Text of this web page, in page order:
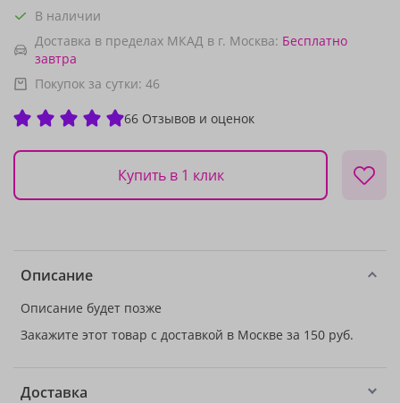
В наличии
Доставка в пределах МКАД в г. Москва: Бесплатно
завтра
Покупок за сутки: 46
66 Отзывов и оценок
Купить в 1 клик
Описание
Описание будет позже
Закажите этот товар с доставкой в Москве за 150 руб.
Доставка